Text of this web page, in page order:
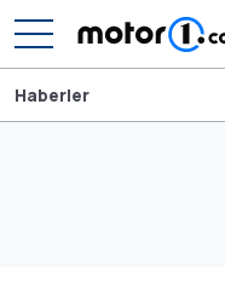
Haberler